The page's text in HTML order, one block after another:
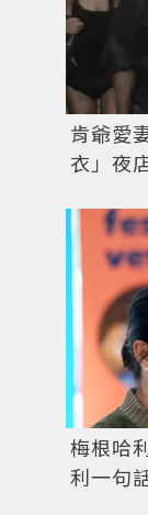
肯爺愛
衣」夜
梅根哈
利一句